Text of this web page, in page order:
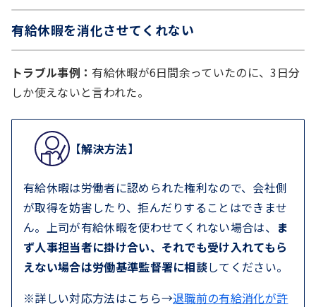
有給休暇を消化させてくれない
トラブル事例： 有給休暇が6日間余っていたのに、3日分
しか使えないと言われた。
【解決方法】
有給休暇は労働者に認められた権利なので、会社側
が取得を妨害したり、拒んだりすることはできませ
ん。上司が有給休暇を使わせてくれない場合は、 ま
ず人事担当者に掛け合い、それでも受け入れてもら
えない場合は労働基準監督署に相談してください。
※詳しい対応方法はこちら→退職前の有給消化が許